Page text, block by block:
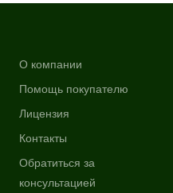
О компании
Помощь покупателю
Лицензия
Контакты
Обратиться за
консультацией